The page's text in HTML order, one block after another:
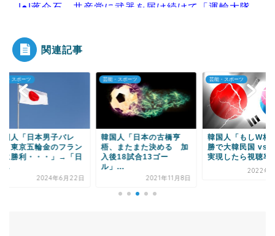
|●|蒋介石、共産党に武器を届け続けて「運輸大隊
Powered by livedoor 相互RSS
関連記事
スポーツ
人「日本男子バレ
東京五輪金のフラン
勝利・・・」→「日
2024年6月22日
芸能・スポーツ
韓国人「日本の古橋亨
梧、またまた決める 加
入後18試合13ゴー
ル」...
2021年11月8日
芸能・スポーツ
韓国人「もしW杯準
勝で大韓民国 vs 日
実現したら視聴率は
2022年11